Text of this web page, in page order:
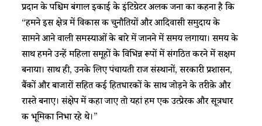
प्रदान के पश्चिम बंगाल इकाई के इंटिग्रेटर अलक जना का कहना है कि
“हमने इस क्षेत्र में विकास की चुनौतियों और आदिवासी समुदाय के
सामने आने वाली समस्याओं के बारे में जानने में समय लगाया। समय के
साथ हमने उन्हें महिला समूहों के विभिन्न रूपों में संगठित करने में सक्षम
बनाया। साथ ही, उनके लिए पंचायती राज संस्थानों, सरकारी प्रशासन,
बैंकों और बाजारों सहित कई हितधारकों के साथ जोड़ने के तरीक़े और
रास्ते बनाए। संक्षेप में कहा जाए तो यहां हम एक उत्प्रेरक और सूत्रधार
की भूमिका निभा रहे थे।”